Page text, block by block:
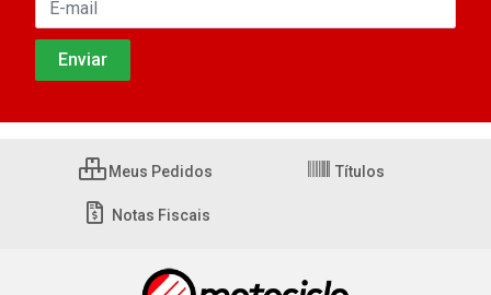
Meus Pedidos Títulos
Notas Fiscais